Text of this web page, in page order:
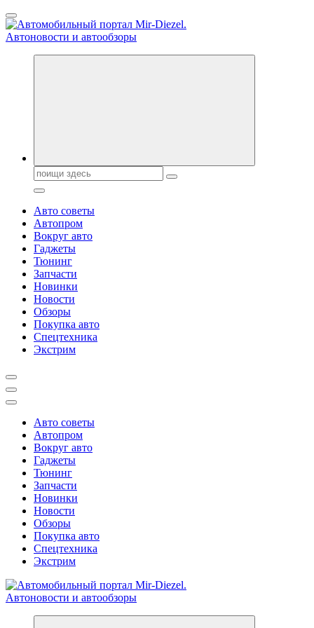
Перейти
к
содержанию
Справочник автомобилиста. Обзор новинок популярных
Поиск:
Авто советы
Автопром
Вокруг авто
Гаджеты
Тюнинг
Запчасти
Новинки
Новости
Обзоры
Покупка авто
Спецтехника
Экстрим
Авто советы
Автопром
Вокруг авто
Гаджеты
Тюнинг
Запчасти
Новинки
Новости
Обзоры
Покупка авто
Спецтехника
Экстрим
Справочник автомобилиста. Обзор новинок популярных